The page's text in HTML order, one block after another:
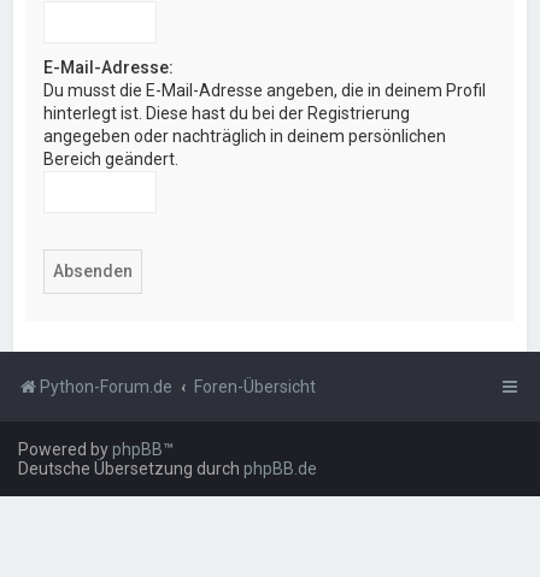
E-Mail-Adresse:
Du musst die E-Mail-Adresse angeben, die in deinem Profil
hinterlegt ist. Diese hast du bei der Registrierung
angegeben oder nachträglich in deinem persönlichen
Bereich geändert.
Python-Forum.de Foren-Übersicht
Powered byphpBB™
Deutsche Übersetzung durch phpBB.de